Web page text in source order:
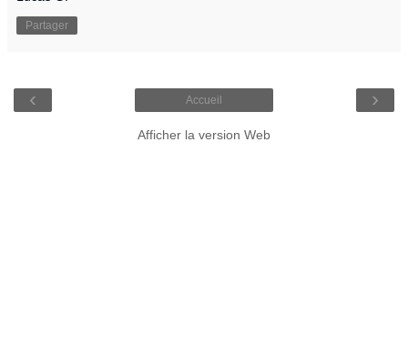
Partager
‹ ›
Accueil
Afficher la version Web